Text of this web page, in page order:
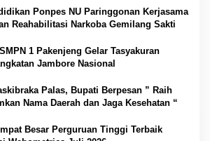
Ponpes NU Paringgonan Kerjasama
Reahabilitasi Narkoba Gemilang Sakti
1 Pakenjeng Gelar Tasyakuran
Jambore Nasional
Palas, Bupati Berpesan ” Raih
Nama Daerah dan Jaga Kesehatan “
Besar Perguruan Tinggi Terbaik